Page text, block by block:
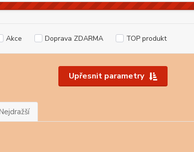
Upřesnit parametry
Akce Doprava ZDARMA TOP produkt
osobních údajůpro účely registrace.
Zavřít